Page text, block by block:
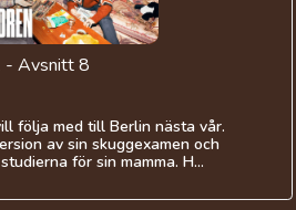
- Avsnitt 8
följa med till Berlin nästa vår.
av sin skuggexamen och
för sin mamma. H...